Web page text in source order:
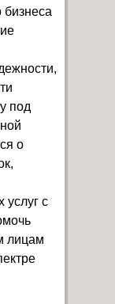
бизнеса
под
о
услуг с
лицам